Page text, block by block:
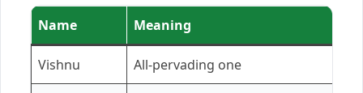
Name Meaning
Vishnu All-pervading one